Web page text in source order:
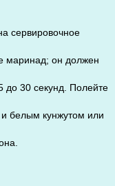
сервировочное
маринад; он должен
до 30 секунд. Полейте
белым кунжутом или